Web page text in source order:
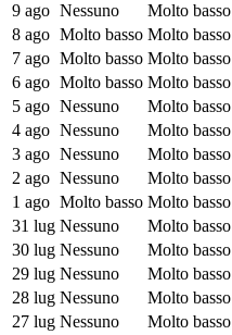
9 ago Nessuno Molto basso
8 ago Molto basso Molto basso
7 ago Molto basso Molto basso
6 ago Molto basso Molto basso
5 ago Nessuno Molto basso
4 ago Nessuno Molto basso
3 ago Nessuno Molto basso
2 ago Nessuno Molto basso
1 ago Molto basso Molto basso
31 lug Nessuno Molto basso
30 lug Nessuno Molto basso
29 lug Nessuno Molto basso
28 lug Nessuno Molto basso
27 lug Nessuno Molto basso